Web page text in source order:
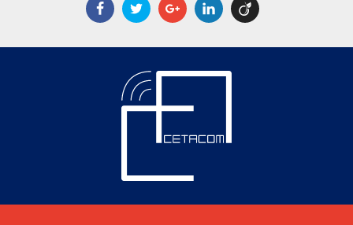
FacebookTwitter Google+LinkedIn